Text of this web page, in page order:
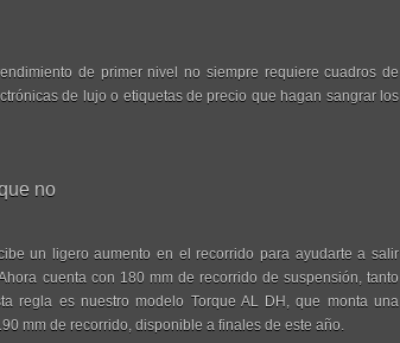
de primer nivel no siempre requiere cuadros de
de lujo o etiquetas de precio que hagan sangrar los
no
un ligero aumento en el recorrido para ayudarte a salir
cuenta con 180 mm de recorrido de suspensión, tanto
regla es nuestro modelo Torque AL DH, que monta una
mm de recorrido, disponible a finales de este año.